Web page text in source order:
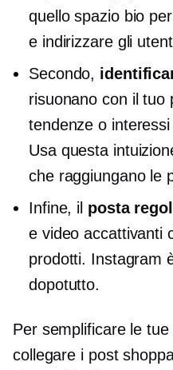
quello spazio bio
e indirizzare gli
Secondo,
risuonano con il tuo
tendenze o
Usa questa
che raggiungano le
Infine, il posta
e video accattivanti
prodotti. Instagram
dopotutto.
Per semplificare le
collegare i post